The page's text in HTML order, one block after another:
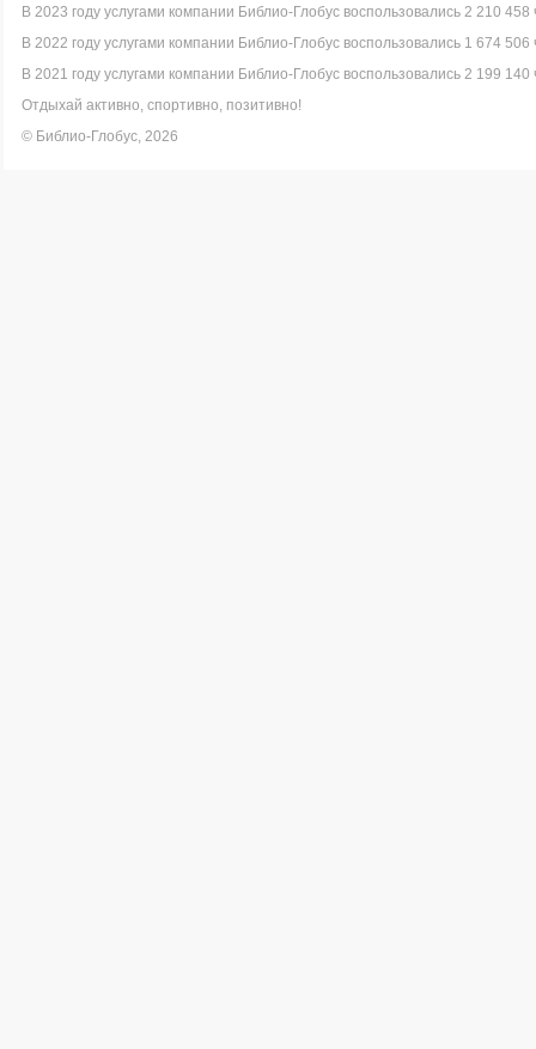
В 2023 году услугами компании Библио-Глобус воспользовались 2 210 458
В 2022 году услугами компании Библио-Глобус воспользовались 1 674 506
В 2021 году услугами компании Библио-Глобус воспользовались 2 199 140
Отдыхай активно, спортивно, позитивно!
© Библио-Глобус, 2026